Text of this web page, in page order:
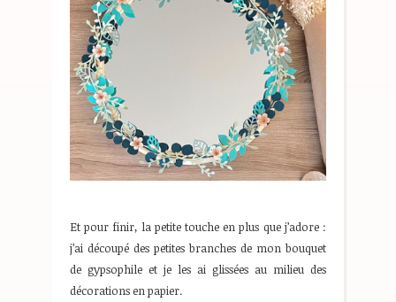
Et pour finir, la petite touche en plus que j’adore :
j’ai découpé des petites branches de mon bouquet
de gypsophile et je les ai glissées au milieu des
décorations en papier.